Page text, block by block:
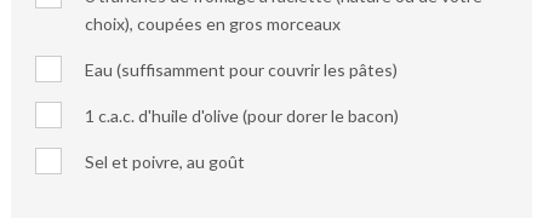
choix), coupées en gros morceaux
Eau (suffisamment pour couvrir les pâtes)
1 c.a.c. d'huile d'olive (pour dorer le bacon)
Sel et poivre, au goût